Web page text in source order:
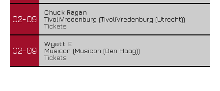
02-09
Chuck Ragan
TivoliVredenburg (TivoliVredenburg (Utrecht))
Tickets
02-09
Wyatt E.
Musicon (Musicon (Den Haag))
Tickets